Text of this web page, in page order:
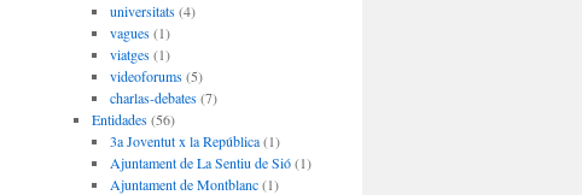
universitats(4)
vagues(1)
viatges(1)
videoforums(5)
charlas-debates(7)
Entidades(56)
3a Joventut x la República(1)
Ajuntament de La Sentiu de Sió(1)
Ajuntament de Montblanc(1)